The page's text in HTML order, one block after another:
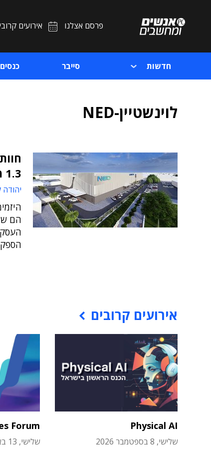
פרסם אצלנו אירועים
חדשות סייבר
לוינשטיין-NED
1.3 מיליארד שקלים
הם
הספק של 42
אירועים קרובים
Physical AI
שלישי, 8 בספטמבר 2026
Forum
שלישי, 13 באוקטובר 2026